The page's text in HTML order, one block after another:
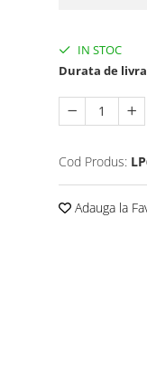
IN STOC
Durata de
Cod Produs:
Adauga la